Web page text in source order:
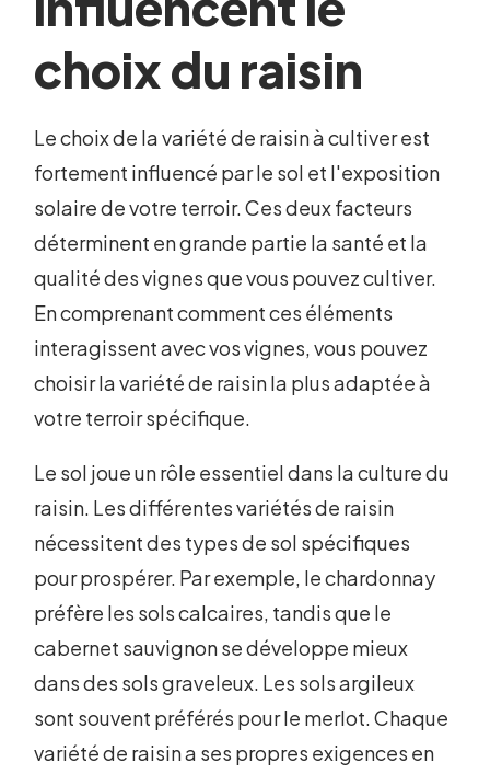
choix du raisin
Le choix de la variété de raisin à cultiver est
fortement influencé par le sol et l'exposition
solaire de votre terroir. Ces deux facteurs
déterminent en grande partie la santé et la
qualité des vignes que vous pouvez cultiver.
En comprenant comment ces éléments
interagissent avec vos vignes, vous pouvez
choisir la variété de raisin la plus adaptée à
votre terroir spécifique.
Le sol joue un rôle essentiel dans la culture du
raisin. Les différentes variétés de raisin
nécessitent des types de sol spécifiques
pour prospérer. Par exemple, le chardonnay
préfère les sols calcaires, tandis que le
cabernet sauvignon se développe mieux
dans des sols graveleux. Les sols argileux
sont souvent préférés pour le merlot. Chaque
variété de raisin a ses propres exigences en